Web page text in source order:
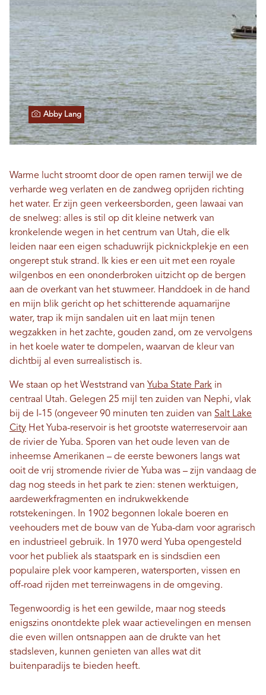
Abby Lang
Warme lucht stroomt door de open ramen terwijl we de
verharde weg verlaten en de zandweg oprijden richting
het water. Er zijn geen verkeersborden, geen lawaai van
de snelweg: alles is stil op dit kleine netwerk van
kronkelende wegen in het centrum van Utah, die elk
leiden naar een eigen schaduwrijk picknickplekje en een
ongerept stuk strand. Ik kies er een uit met een royale
wilgenbos en een ononderbroken uitzicht op de bergen
aan de overkant van het stuwmeer. Handdoek in de hand
en mijn blik gericht op het schitterende aquamarijne
water, trap ik mijn sandalen uit en laat mijn tenen
wegzakken in het zachte, gouden zand, om ze vervolgens
in het koele water te dompelen, waarvan de kleur van
dichtbij al even surrealistisch is.
We staan ​​op het Weststrand van Yuba State Park in
centraal Utah. Gelegen 25 mijl ten zuiden van Nephi, vlak
bij de I-15 (ongeveer 90 minuten ten zuiden van Salt Lake
City Het Yuba-reservoir is het grootste waterreservoir aan
de rivier de Yuba. Sporen van het oude leven van de
inheemse Amerikanen – de eerste bewoners langs wat
ooit de vrij stromende rivier de Yuba was – zijn vandaag de
dag nog steeds in het park te zien: stenen werktuigen,
aardewerkfragmenten en indrukwekkende
rotstekeningen. In 1902 begonnen lokale boeren en
veehouders met de bouw van de Yuba-dam voor agrarisch
en industrieel gebruik. In 1970 werd Yuba opengesteld
voor het publiek als staatspark en is sindsdien een
populaire plek voor kamperen, watersporten, vissen en
off-road rijden met terreinwagens in de omgeving.
Tegenwoordig is het een gewilde, maar nog steeds
enigszins onontdekte plek waar actievelingen en mensen
die even willen ontsnappen aan de drukte van het
stadsleven, kunnen genieten van alles wat dit
buitenparadijs te bieden heeft.